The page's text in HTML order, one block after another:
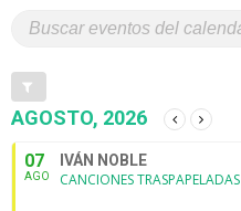
AGOSTO, 2026
07
AGO
IVÁN NOBLE
CANCIONES TRASPAPELADAS